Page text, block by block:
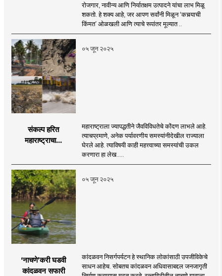
रोजगार, नावीन्य आणि निर्यातक्षम उत्पादने यांचा लाभ मिळू
शकतो. हे शक्य आहे, जर आपण सर्वांनी मिळून ‘कचर्‍याची
किंमत’ ओळखली आणि त्याचे रूपांतर मूल्यात ..
०५ जून २०२५
संकल्प हरित
महाराष्ट्राचा...
महाराष्ट्राला ज्यापद्धतीने जैवविविधतेचे कोंदण लाभले आहे.
त्याचप्रमाणे, अनेक पर्यावरणीय समस्यांनीदेखील राज्याला
घेरले आहे. त्याविषयी काही महत्त्वाच्या समस्यांची उकल
करणारा हा लेख.....
०५ जून २०२५
‘नाचणे’करी घडवी
कांदळवन सफारी
कांदळवन निसर्गपर्यटन हे स्थानिक लोकांसाठी उपजीविकेचे
साधन आहेच. सोबतच कांदळवन अधिवासाबद्दल जनजागृती